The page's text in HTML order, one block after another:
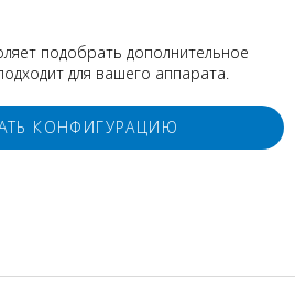
подобрать дополнительное
для вашего аппарата.
КОНФИГУРАЦИЮ